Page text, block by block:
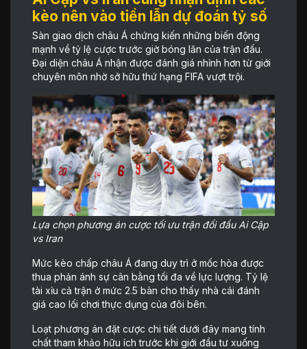
kèo nên vào tiền lẫn dự đoán tỷ số
Sàn giao dịch châu Á chứng kiến những biến động
mạnh về tỷ lệ cược trước giờ bóng lăn của trận đấu.
Đại diện châu Á nhận được đánh giá nhỉnh hơn từ giới
chuyên môn nhờ sở hữu thứ hạng FIFA vượt trội.
Lựa chọn phương án cược tối ưu trận đối đầu Ai Cập
vs Iran
Mức kèo chấp châu Á đang duy trì ở mốc hòa được
thua phản ánh sự cân bằng tối đa về lực lượng. Tỷ lệ
tài xỉu cả trận ở mức 2.5 bàn cho thấy nhà cái đánh
giá cao lối chơi thực dụng của đôi bên.
Loạt phương án đặt cược chi tiết dưới đây mang tính
chất tham khảo hữu ích trước khi giới đầu tư xuống